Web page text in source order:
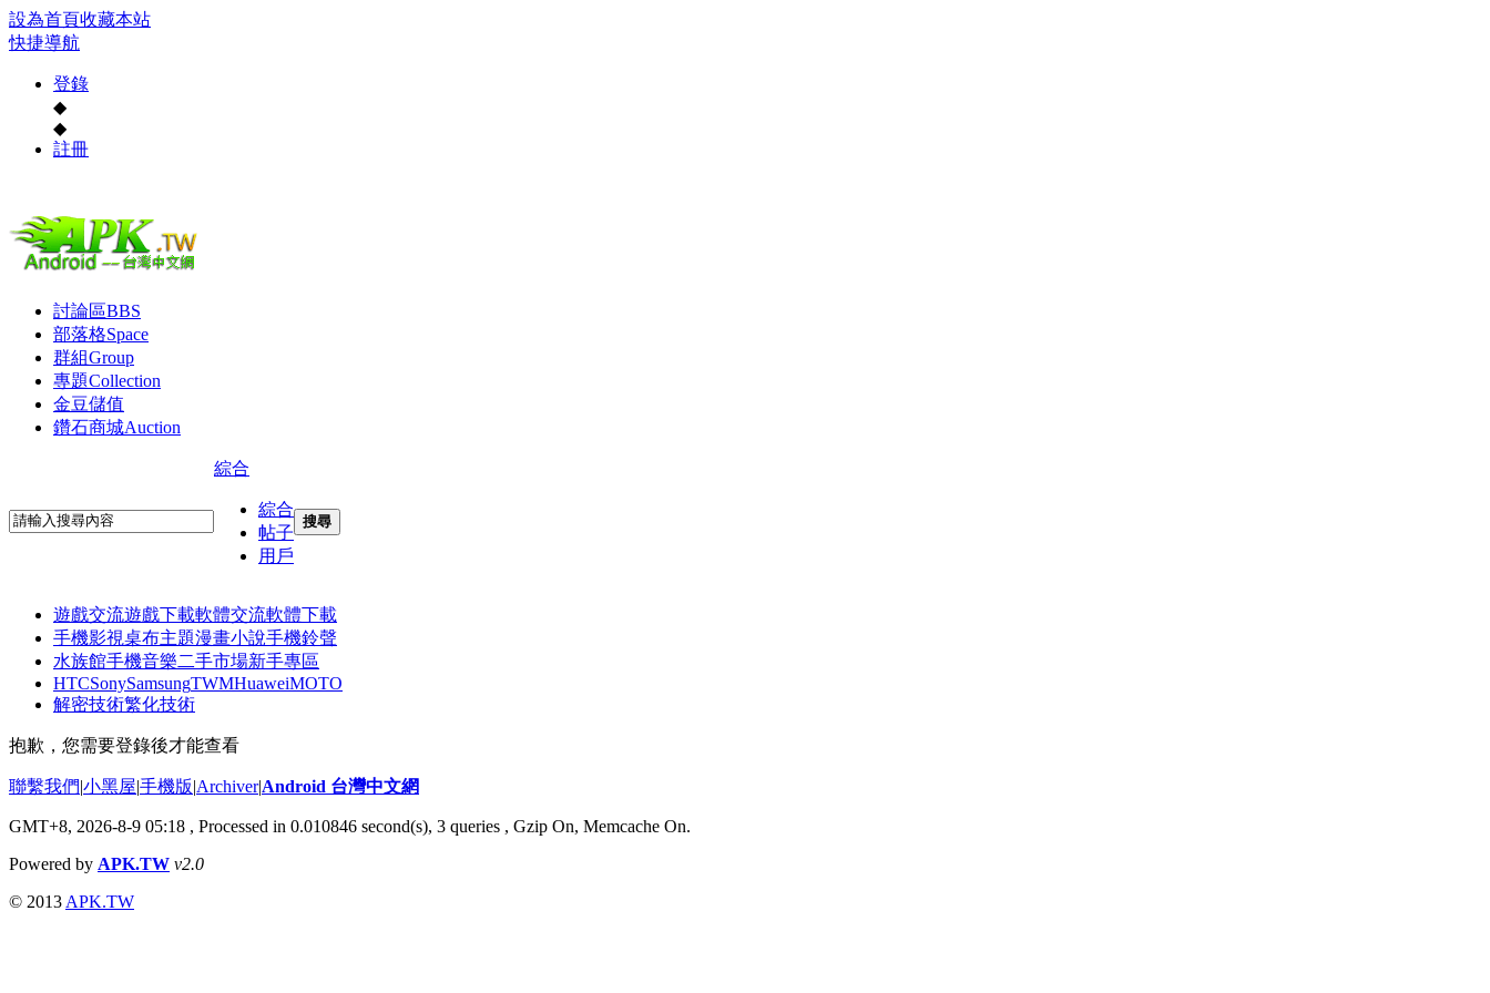
設為首頁收藏本站
快捷導航
登錄
◆
◆
註冊
討論區BBS
部落格Space
群組Group
專題Collection
金豆儲值
鑽石商城Auction
綜合
綜合
帖子
用戶
搜尋
遊戲交流遊戲下載軟體交流軟體下載
手機影視桌布主題漫畫小說手機鈴聲
水族館手機音樂二手市場新手專區
HTCSonySamsungTWMHuaweiMOTO
解密技術繁化技術
抱歉，您需要登錄後才能查看
聯繫我們|小黑屋|手機版|Archiver|Android 台灣中文網
GMT+8, 2026-8-9 05:18 , Processed in 0.010846 second(s), 3 queries , Gzip On, Memcache On.
Powered by APK.TW v2.0
© 2013 APK.TW